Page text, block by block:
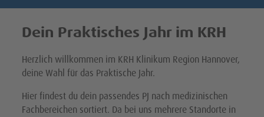
KRH Klinikum Nordstadt
KRH Klinikum Siloah
KRH Klinikum Robert Koch Gehrden
KRH Geriatrie Langenhagen
Strahlenschutzkurse
KRH Simulationszentrum
Sozialpsychiatrische Betreuung (FSB)
Geriatrische und rehabilitative Pflege
Zusatzqualifikation Praxisanleitung
Wie viel verdiene ich in der Pflege im KRH?
Förderung weiblicher Führungskräfte
Ärztliche Berufe im KRH – Jetzt bewerben und durchstarten
Einstieg in die Intensivstation
Breite Brücken für den Nachwuchs
Berufswechsel im KRH – Alles ist möglich
Spießer, Abenteurer, Lebenskünstler
Dein Praktisches Jahr im KRH
Herzlich willkommen im KRH Klinikum Region Hannover,
deine Wahl für das Praktische Jahr.
Hier findest du dein passendes PJ nach medizinischen
Fachbereichen sortiert. Da bei uns mehrere Standorte in